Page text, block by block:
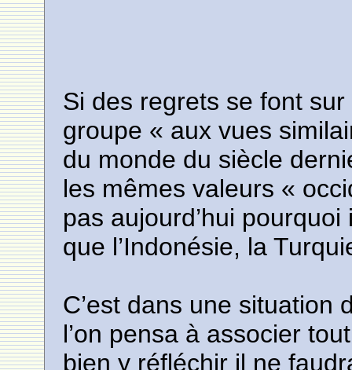
Si des regrets se font
groupe « aux vues
du monde du siècle
les mêmes valeurs «
pas aujourd’hui
que l’Indonésie, la
C’est dans une situation
l’on pensa à associer
bien y réfléchir il ne